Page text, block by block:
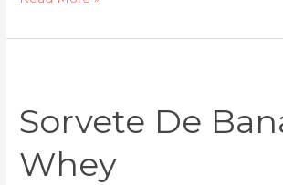
Sorvete De
Whey
banana
e
whey